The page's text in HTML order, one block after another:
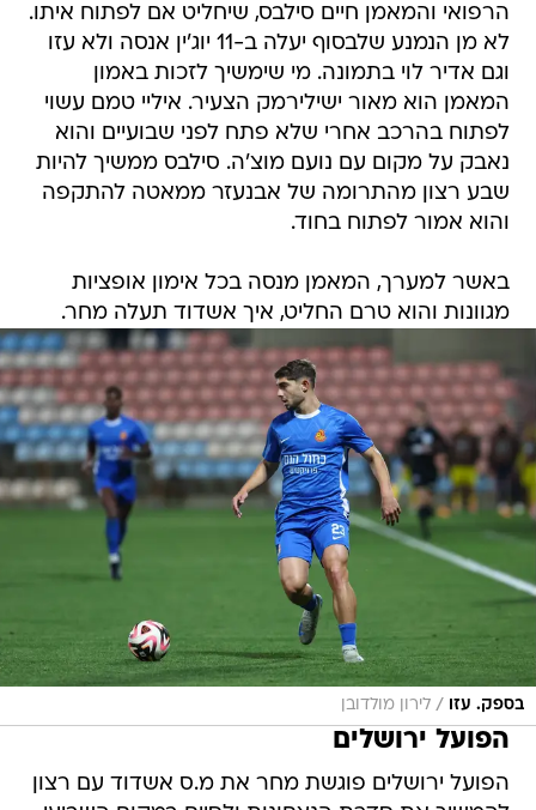
הרפואי והמאמן חיים סילבס, שיחליט אם לפתוח איתו.
לא מן הנמנע שלבסוף יעלה ב-11 יוג'ין אנסה ולא עזו
וגם אדיר לוי בתמונה. מי שימשיך לזכות באמון
המאמן הוא מאור ישילירמק הצעיר. איליי טמם עשוי
לפתוח בהרכב אחרי שלא פתח לפני שבועיים והוא
נאבק על מקום עם נועם מוצ'ה. סילבס ממשיך להיות
שבע רצון מהתרומה של אבנעזר ממאטה להתקפה
והוא אמור לפתוח בחוד.
באשר למערך, המאמן מנסה בכל אימון אופציות
מגוונות והוא טרם החליט, איך אשדוד תעלה מחר.
בספק. עזו / לירון מולדובן
הפועל ירושלים
הפועל ירושלים פוגשת מחר את מ.ס אשדוד עם רצון